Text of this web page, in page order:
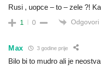
Rusi , uopce – to – zele ?!
1 0 Odgovori
Max 3 godine prije
Bilo bi to mudro ali je